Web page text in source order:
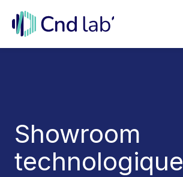
contenu
Showroom
technologique